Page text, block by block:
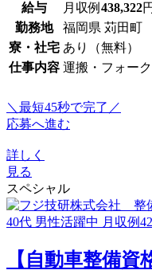
給与 月収例 438,322円
勤務地
福岡県 苅田町
寮・社宅 あり（無料）
仕事内容 運搬・フォー
＼最短45秒で完了／
応募へ進む
詳しく
見る
スペシャル
【自動車整備